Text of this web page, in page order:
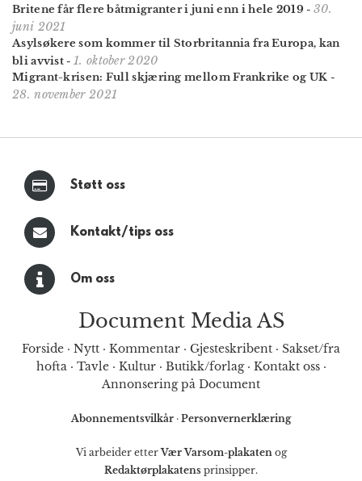
Britene får flere båt­migranter i juni enn i hele 2019- 30.
juni 2021
Asylsøkere som kommer til Storbritannia fra Europa, kan
bli avvist - 1. oktober 2020
Migrant-krisen: Full skjæring mellom Frankrike og UK -
28. november 2021
Støtt oss
Kontakt/tips oss
Om oss
Document Media AS
Forside · Nytt · Kommentar · Gjesteskribent · Sakset/fra
hofta· Tavle· Kultur· Butikk/forlag· Kontakt oss·
Annonsering på Document
Abonnementsvilkår · Personvernerklæring
Vi arbeider etterVær Varsom-plakatenog
Redaktørplakatens prinsipper.